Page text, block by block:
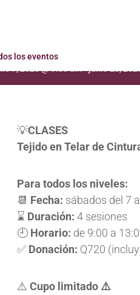
los eventos
de Telar de
💡CLASES
Tejido en Telar de
Para todos los niveles:
📆 Fecha: sábados del 7
⌛️ Duración: 4 sesiones
🕘Horario: de 9:00 a
✅ Donación: Q720
⚠️Cupo limitado ⚠️